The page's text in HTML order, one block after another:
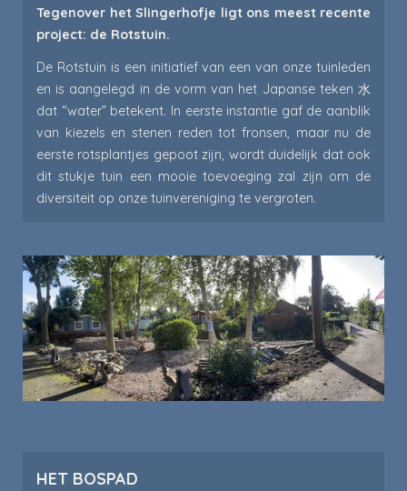
Tegenover het Slingerhofje ligt ons meest recente
project: de Rotstuin.
De Rotstuin is een initiatief van een van onze tuinleden
en is aangelegd in de vorm van het Japanse teken 水
dat “water” betekent. In eerste instantie gaf de aanblik
van kiezels en stenen reden tot fronsen, maar nu de
eerste rotsplantjes gepoot zijn, wordt duidelijk dat ook
dit stukje tuin een mooie toevoeging zal zijn om de
diversiteit op onze tuinvereniging te vergroten.
HET BOSPAD